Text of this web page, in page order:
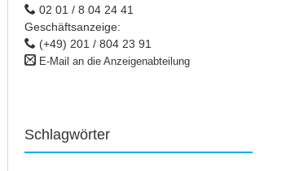
02 01 / 8 04 24 41
Geschäftsanzeige:
(+49) 201 / 804 23 91
E-Mail an die Anzeigenabteilung
Schlagwörter